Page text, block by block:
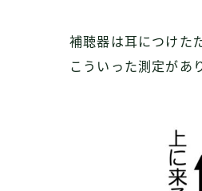
補聴器は耳につけた
こういった測定があ